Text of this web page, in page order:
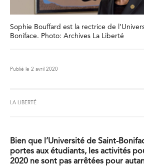
Sophie Bouffard est la rectrice de
Boniface. Photo: Archives La Liberté
Publié le 2 avril 2020
LA LIBERTÉ
Bien que l’Université de Saint-
portes aux étudiants, les activités
2020 ne sont pas arrêtées pour